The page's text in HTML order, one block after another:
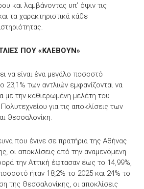
και λαμβάνοντας υπ’ όψιν τις
τα χαρακτηριστικά κάθε
ΠΟΥ «ΚΛΕΒΟΥΝ»
να είναι ένα μεγάλο ποσοστό
23,1% των αντλιών εμφανίζονται να
με την καθιερωμένη μελέτη του
για τις αποκλίσεις των
Θεσσαλονίκη.
που έγινε σε πρατήρια της Αθήνας
οι αποκλίσεις από την αναμενόμενη
την Αττική έφτασαν έως το 14,99%,
ήταν 18,2% το 2025 και 24% το
της Θεσσαλονίκης, οι αποκλίσεις